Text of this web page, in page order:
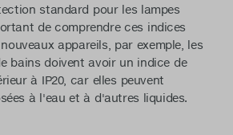
standard pour les lampes
de comprendre ces indices
appareils, par exemple, les
bains doivent avoir un indice de
à IP20, car elles peuvent
à l'eau et à d'autres liquides.